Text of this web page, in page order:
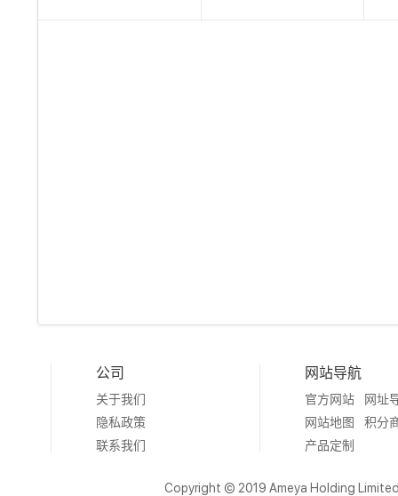
公司
关于我们
隐私政策
联系我们
网站导航
官方网站
网址
网站地图
积分
产品定制
Copyright © 2019 Ameya Holding